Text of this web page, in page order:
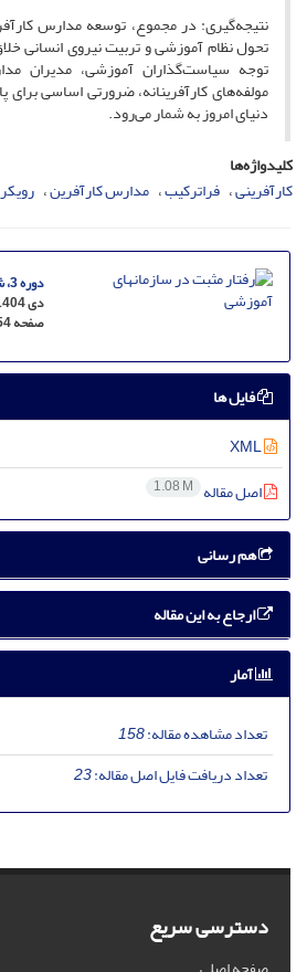
نتیجه‌گیری: در مجموع، توسعه مدارس
تحول نظام آموزشی و تربیت نیروی انسانی
توجه سیاست‌گذاران آموزشی، مدیران
مولفه‌های کارآفرینانه، ضرورتی اساسی برای
دنیای امروز به شمار می‌رود.
کلیدواژه‌ها
کارآفرینی فراترکیب مدارس کارآفرین
دوره 3، شماره 4
دی 1404
صفحه
فایل ها
اصل مقاله 1.08 M
هم رسانی
ارجاع به این مقاله
آمار
تعداد مشاهده مقاله:158
تعداد دریافت فایل اصل مقاله:23
دسترسی سریع